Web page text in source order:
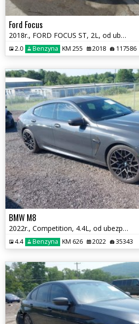
Ford Focus
2018r., FORD FOCUS ST, 2L, od ubezpieczalni
2.0 Benzyna KM 255 2018 117586
BMW M8
2022r., Competition, 4.4L, od ubezpieczalni
4.4 Benzyna KM 626 2022 35343